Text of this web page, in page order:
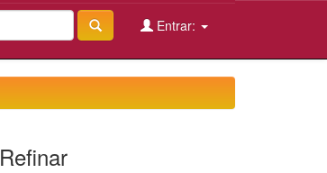
Entrar:
Refinar